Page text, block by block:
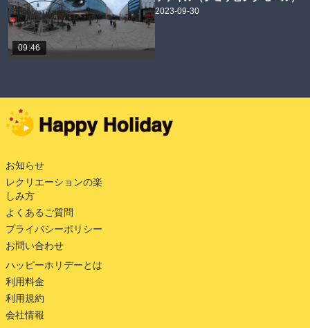
09:46
2023-09-30
お知らせ
レクリエーションの楽
しみ方
よくあるご質問
プライバシーポリシー
お問い合わせ
ハッピーホリデーとは
利用料金
利用規約
会社情報